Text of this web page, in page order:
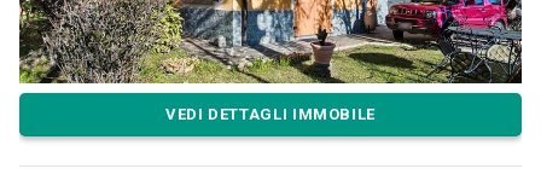
VEDI DETTAGLI IMMOBILE